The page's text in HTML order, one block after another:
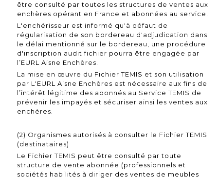
être consulté par toutes les structures de ventes aux
enchères opérant en France et abonnées au service.
L'enchérisseur est informé qu'à défaut de
régularisation de son bordereau d'adjudication dans
le délai mentionné sur le bordereau, une procédure
d'inscription audit fichier pourra être engagée par
l’EURL Aisne Enchères.
La mise en œuvre du Fichier TEMIS et son utilisation
par L'EURL Aisne Enchères est nécessaire aux fins de
l’intérêt légitime des abonnés au Service TEMIS de
prévenir les impayés et sécuriser ainsi les ventes aux
enchères.
(2) Organismes autorisés à consulter le Fichier TEMIS
(destinataires)
Le Fichier TEMIS peut être consulté par toute
structure de vente abonnée (professionnels et
sociétés habilités à diriger des ventes de meubles